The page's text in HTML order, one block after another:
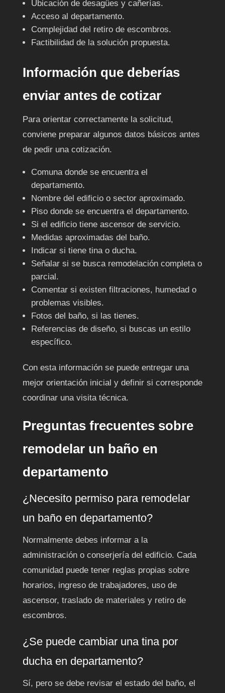
Ubicación de desagües y cañerías.
Acceso al departamento.
Complejidad del retiro de escombros.
Factibilidad de la solución propuesta.
Información que deberías
enviar antes de cotizar
Para orientar correctamente la solicitud,
conviene preparar algunos datos básicos antes
de pedir una cotización.
Comuna donde se encuentra el
departamento.
Nombre del edificio o sector aproximado.
Piso donde se encuentra el departamento.
Si el edificio tiene ascensor de servicio.
Medidas aproximadas del baño.
Indicar si tiene tina o ducha.
Señalar si se busca remodelación completa o
parcial.
Comentar si existen filtraciones, humedad o
problemas visibles.
Fotos del baño, si las tienes.
Referencias de diseño, si buscas un estilo
específico.
Con esta información se puede entregar una
mejor orientación inicial y definir si corresponde
coordinar una visita técnica.
Preguntas frecuentes sobre
remodelar un baño en
departamento
¿Necesito permiso para remodelar
un baño en departamento?
Normalmente debes informar a la
administración o conserjería del edificio. Cada
comunidad puede tener reglas propias sobre
horarios, ingreso de trabajadores, uso de
ascensor, traslado de materiales y retiro de
escombros.
¿Se puede cambiar una tina por
ducha en departamento?
Sí, pero se debe revisar el estado del baño, el